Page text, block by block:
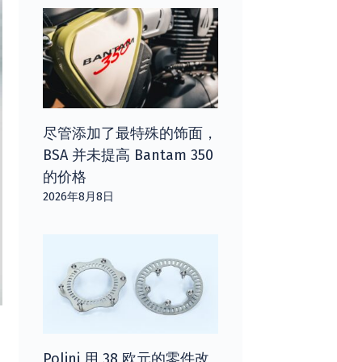
尽管添加了最特殊的饰面，
BSA 并未提高 Bantam 350
的价格
2026年8月8日